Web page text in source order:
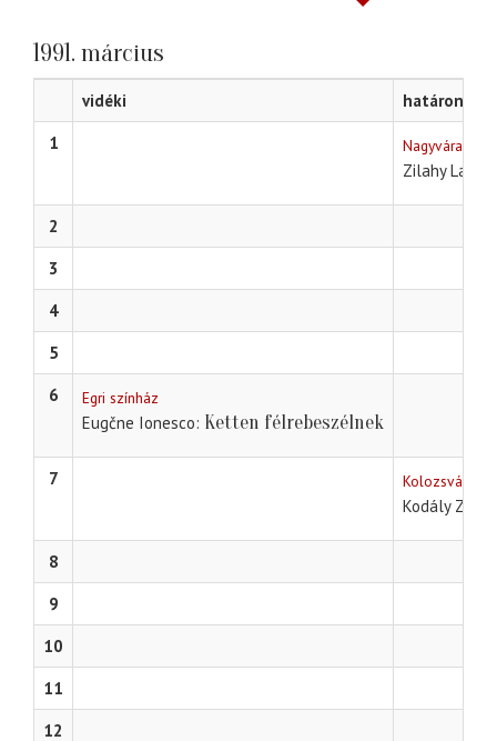
1991. március
vidéki
határon túli
1
Nagyváradi
Zilahy Lajos
2
3
4
5
6
Egri színház
Eugčne Ionesco Ketten félrebeszélnek
7 Kolozsvári
Kodály
8
9
10
11
12